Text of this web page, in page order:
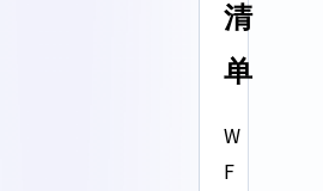
清
单
W
F